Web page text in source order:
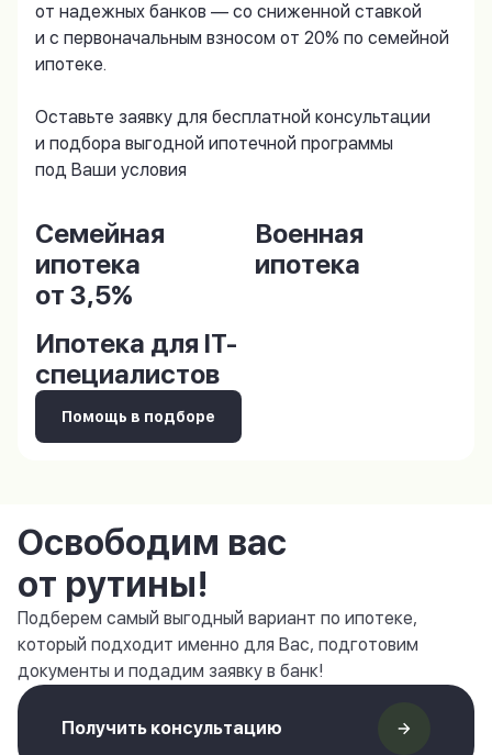
от надежных банков — со сниженной ставкой
и с первоначальным взносом от 20% по семейной
ипотеке.
Оставьте заявку для бесплатной консультации
и подбора выгодной ипотечной программы
под Ваши условия
Семейная
ипотека
от 3,5%
Военная
ипотека
Ипотека для IT-
специалистов
Помощь в подборе
Освободим вас
от рутины!
Подберем самый выгодный вариант по ипотеке,
который подходит именно для Вас, подготовим
документы и подадим заявку в банк!
Получить консультацию